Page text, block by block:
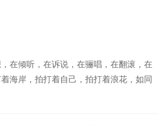
在倾听，在诉说，在骊唱，在翻滚，在
海岸，拍打着自己，拍打着浪花，如同